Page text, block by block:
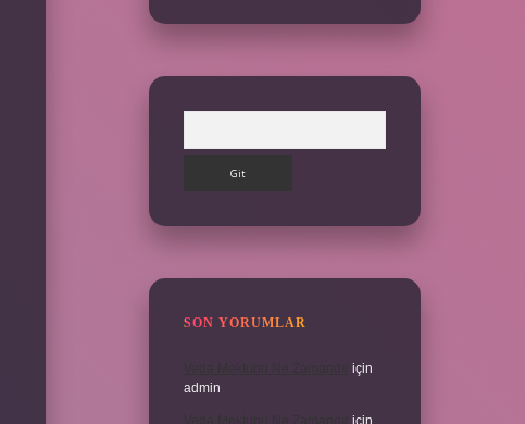
SON YORUMLAR
için
admin
için